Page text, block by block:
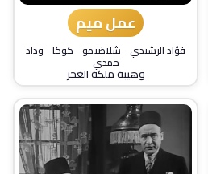
عمل ميم
فؤاد الرشيدي-شلاضيمو-كوكا-وداد
حمدي
وهيبة ملكة الغجر